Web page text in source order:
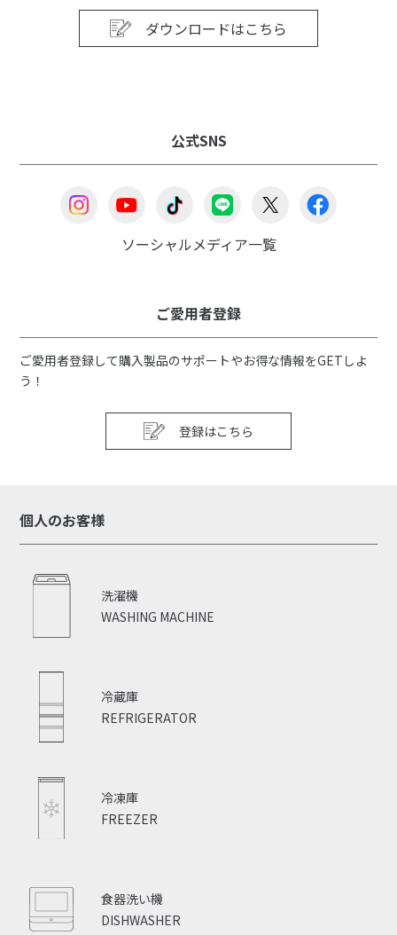
ダウンロードはこちら
公式SNS
ソーシャルメディア一覧
ご愛用者登録
ご愛用者登録して購入製品のサポートやお得な情報をGETしよ
う！
登録はこちら
個人のお客様
WASHING MACHINE
洗濯機
REFRIGERATOR
冷蔵庫
FREEZER
冷凍庫
DISHWASHER
食器洗い機